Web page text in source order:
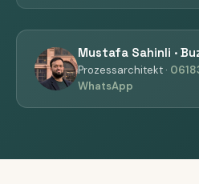
Mustafa Sahinli ·
Prozessarchitekt ·
WhatsApp